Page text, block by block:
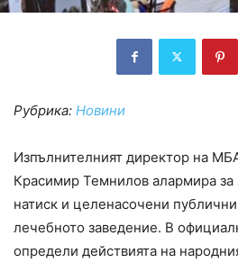
Рубрика: Новини
Изпълнителният директор на
Красимир Темнилов алармира за
натиск и целенасочени
лечебното заведение. В
определи действията на